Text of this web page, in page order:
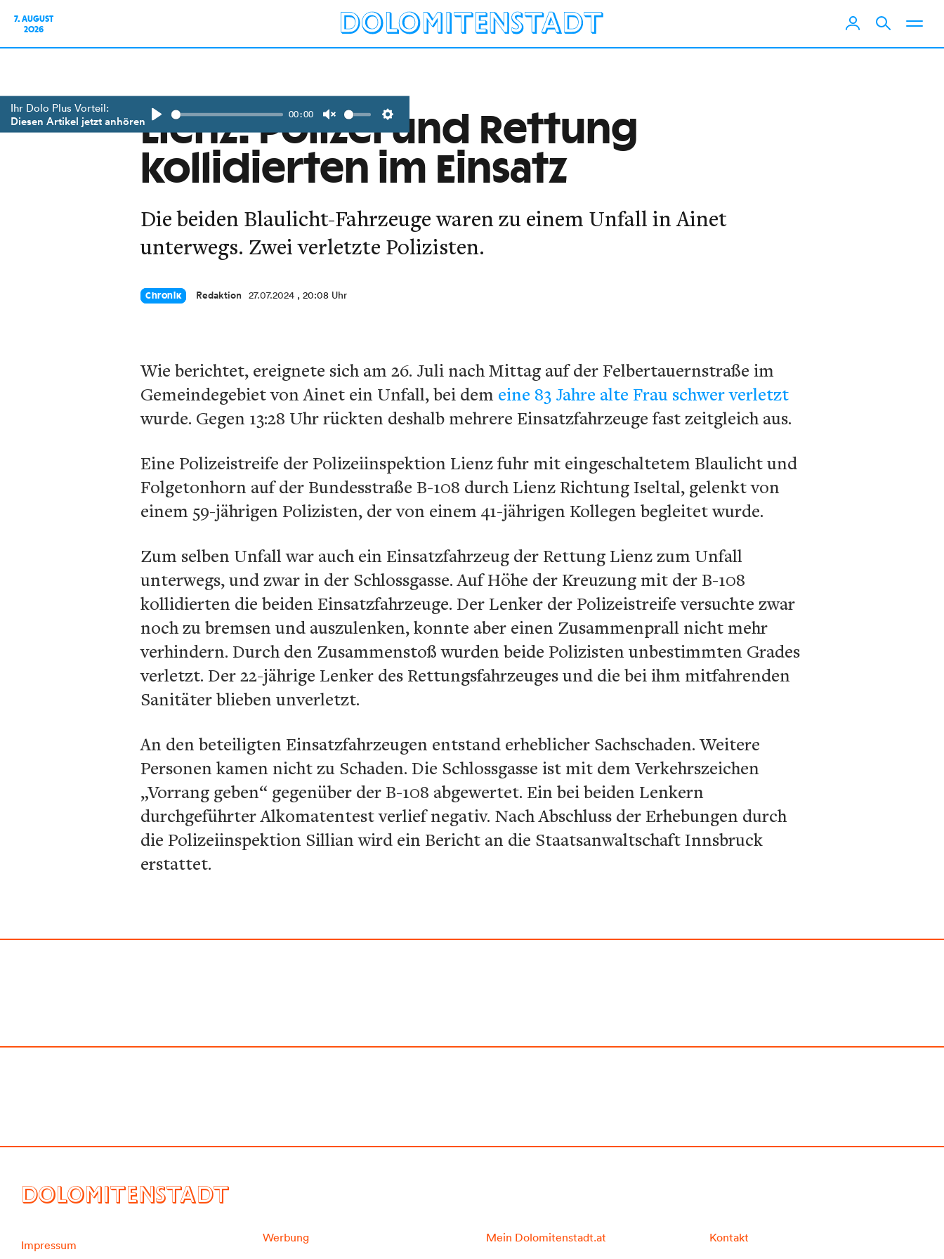
7. AUGUST
2026
Ihr Dolo Plus Vorteil:
Diesen Artikel jetzt anhören
Play
00:00
Unmute Settings
Lienz: Polizei und Rettung
kollidierten im Einsatz
Die beiden Blaulicht-Fahrzeuge waren zu einem Unfall in Ainet
unterwegs. Zwei verletzte Polizisten.
Chronik Redaktion 27.07.2024 , 20:08 Uhr
Wie berichtet, ereignete sich am 26. Juli nach Mittag auf der Felbertauernstraße im
Gemeindegebiet von Ainet ein Unfall, bei dem eine 83 Jahre alte Frau schwer verletzt
wurde. Gegen 13:28 Uhr rückten deshalb mehrere Einsatzfahrzeuge fast zeitgleich aus.
Eine Polizeistreife der Polizeiinspektion Lienz fuhr mit eingeschaltetem Blaulicht und
Folgetonhorn auf der Bundesstraße B-108 durch Lienz Richtung Iseltal, gelenkt von
einem 59-jährigen Polizisten, der von einem 41-jährigen Kollegen begleitet wurde.
Zum selben Unfall war auch ein Einsatzfahrzeug der Rettung Lienz zum Unfall
unterwegs, und zwar in der Schlossgasse. Auf Höhe der Kreuzung mit der B-108
kollidierten die beiden Einsatzfahrzeuge. Der Lenker der Polizeistreife versuchte zwar
noch zu bremsen und auszulenken, konnte aber einen Zusammenprall nicht mehr
verhindern. Durch den Zusammenstoß wurden beide Polizisten unbestimmten Grades
verletzt. Der 22-jährige Lenker des Rettungsfahrzeuges und die bei ihm mitfahrenden
Sanitäter blieben unverletzt.
An den beteiligten Einsatzfahrzeugen entstand erheblicher Sachschaden. Weitere
Personen kamen nicht zu Schaden. Die Schlossgasse ist mit dem Verkehrszeichen
„Vorrang geben“ gegenüber der B-108 abgewertet. Ein bei beiden Lenkern
durchgeführter Alkomatentest verlief negativ. Nach Abschluss der Erhebungen durch
die Polizeiinspektion Sillian wird ein Bericht an die Staatsanwaltschaft Innsbruck
erstattet.
DOLOMITENSTADT
Impressum
Werbung Mein Dolomitenstadt.at Kontakt